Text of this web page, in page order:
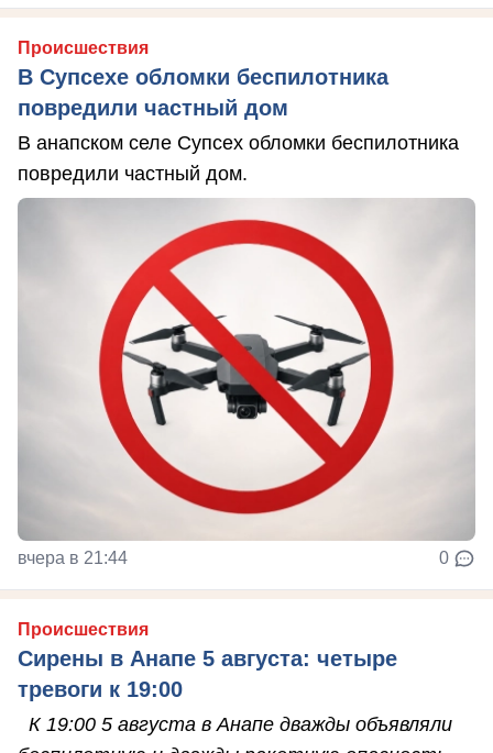
Происшествия
В Супсехе обломки беспилотника
повредили частный дом
В анапском селе Супсех обломки беспилотника
повредили частный дом.
вчера в 21:44 0
Происшествия
Сирены в Анапе 5 августа: четыре
тревоги к 19:00
К 19:00 5 августа в Анапе дважды объявляли